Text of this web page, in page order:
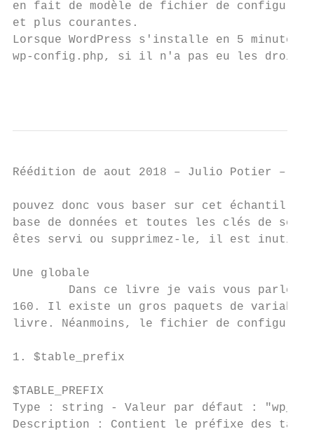
en fait de modèle de fichier de
et plus courantes.
Lorsque WordPress s'installe en 5
wp-config.php,​ si il n'a pas eu les droits,
Réédition de aout 2018 – Julio Potier –
pouvez donc vous baser sur cet
base de données et toutes les clés de
êtes servi ou supprimez-le, il est inutile
Une globale
Dans ce livre je vais vous parler
160. Il existe un gros paquets de
livre. Néanmoins, le fichier de
1. $table_prefix
$TABLE_PREFIX
Type :​ string - ​Valeur par défaut ​: "wp_"
Description ​: Contient le préfixe des